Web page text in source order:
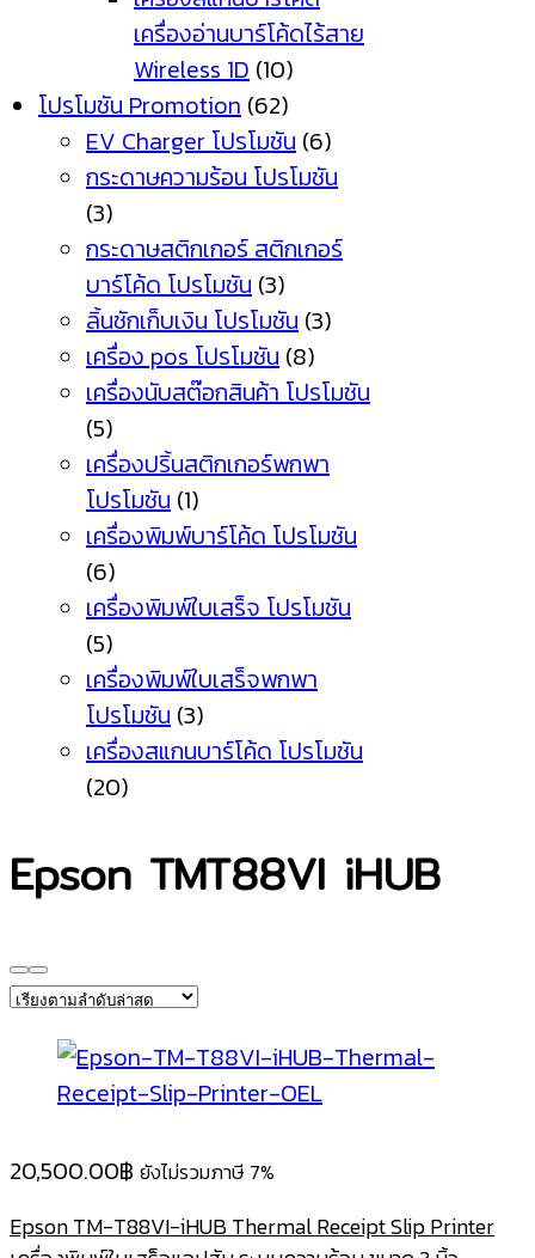
เครื่องอ่านบาร์โค้ดไร้สาย
Wireless 1D (10)
โปรโมชัน Promotion (62)
EV Charger โปรโมชัน (6)
กระดาษความร้อน โปรโมชัน
(3)
กระดาษสติกเกอร์ สติกเกอร์
บาร์โค้ด โปรโมชัน (3)
ลิ้นชักเก็บเงิน โปรโมชัน (3)
เครื่อง pos โปรโมชัน (8)
เครื่องนับสต๊อกสินค้า โปรโมชัน
(5)
เครื่องปริ้นสติกเกอร์พกพา
โปรโมชัน (1)
เครื่องพิมพ์บาร์โค้ด โปรโมชัน
(6)
เครื่องพิมพ์ใบเสร็จ โปรโมชัน
(5)
เครื่องพิมพ์ใบเสร็จพกพา
โปรโมชัน (3)
เครื่องสแกนบาร์โค้ด โปรโมชัน
(20)
Epson TMT88VI iHUB
20,500.00฿ ยังไม่รวมภาษี 7%
Epson TM-T88VI-iHUB Thermal Receipt Slip Printer